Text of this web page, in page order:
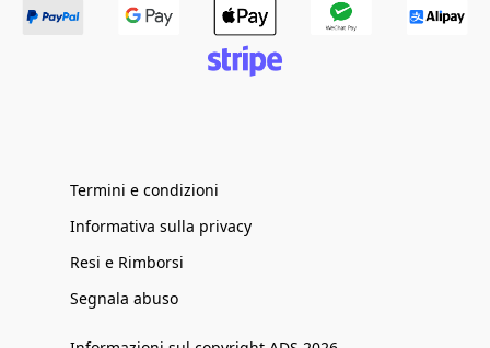
Termini e condizioni
Informativa sulla privacy
Resi e Rimborsi
Segnala abuso